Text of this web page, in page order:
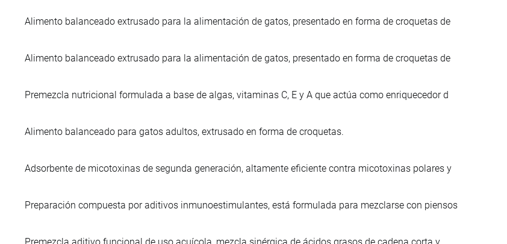
Alimento balanceado extrusado para la alimentación de gatos, presentado en forma de croquetas de
Alimento balanceado extrusado para la alimentación de gatos, presentado en forma de croquetas de
Premezcla nutricional formulada a base de algas, vitaminas C, E y A que actúa como enriquecedor d
Alimento balanceado para gatos adultos, extrusado en forma de croquetas.
Adsorbente de micotoxinas de segunda generación, altamente eficiente contra micotoxinas polares y
Preparación compuesta por aditivos inmunoestimulantes, está formulada para mezclarse con piensos